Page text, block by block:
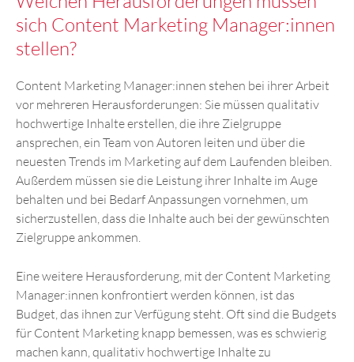
sich Content Marketing Manager:innen
stellen?
Content Marketing Manager:innen stehen bei ihrer Arbeit
vor mehreren Herausforderungen: Sie müssen qualitativ
hochwertige Inhalte erstellen, die ihre Zielgruppe
ansprechen, ein Team von Autoren leiten und über die
neuesten Trends im Marketing auf dem Laufenden bleiben.
Außerdem müssen sie die Leistung ihrer Inhalte im Auge
behalten und bei Bedarf Anpassungen vornehmen, um
sicherzustellen, dass die Inhalte auch bei der gewünschten
Zielgruppe ankommen.
Eine weitere Herausforderung, mit der Content Marketing
Manager:innen konfrontiert werden können, ist das
Budget, das ihnen zur Verfügung steht. Oft sind die Budgets
für Content Marketing knapp bemessen, was es schwierig
machen kann, qualitativ hochwertige Inhalte zu